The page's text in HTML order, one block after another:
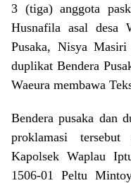
3 (tiga) anggota
Husnafila asal desa
Pusaka, Nisya Masiri
duplikat Bendera
Waeura membawa
Bendera pusaka dan
proklamasi tersebut
Kapolsek Waplau
1506-01 Peltu